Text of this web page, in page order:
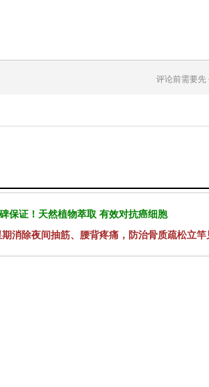
评论前需要先
保证！天然植物萃取 有效对抗癌细胞
消除夜间抽筋、腰背疼痛，防治骨质疏松立竿